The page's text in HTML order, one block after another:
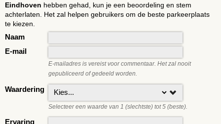
Eindhoven hebben gehad, kun je een beoordeling en stem
achterlaten. Het zal helpen gebruikers om de beste parkeerplaats
te kiezen.
Naam
E-mail
E-mailadres is vereist voor commentaar. Het zal nooit
gepubliceerd of gedeeld worden.
Waardering
Selecteer een waarde van 1 (slechtste) tot 5 (beste).
Ervaring